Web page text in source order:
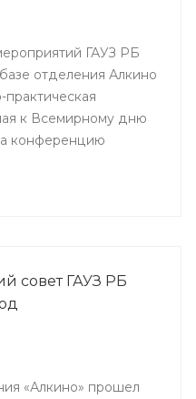
ГАУЗ РБ
отделения Алкино
к Всемирному дню
конференцию
гости.
совет ГАУЗ РБ
«Алкино» прошел